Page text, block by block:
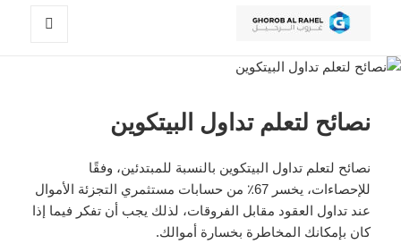
غروب الرحيل
نصائح لتعلم تداول البيتكوين
نصائح لتعلم تداول البيتكوين بالنسبة للمبتدئين، وفقًا
للإحصاءات، يخسر 67٪ من حسابات مستثمري التجزئة الأموال
عند تداول العقود مقابل الفروقات، لذلك يجب أن تفكر فيما إذا
كان بإمكانك المخاطرة بخسارة أموالك.